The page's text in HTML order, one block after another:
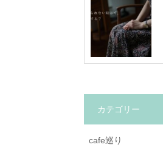
カテゴリー
cafe巡り